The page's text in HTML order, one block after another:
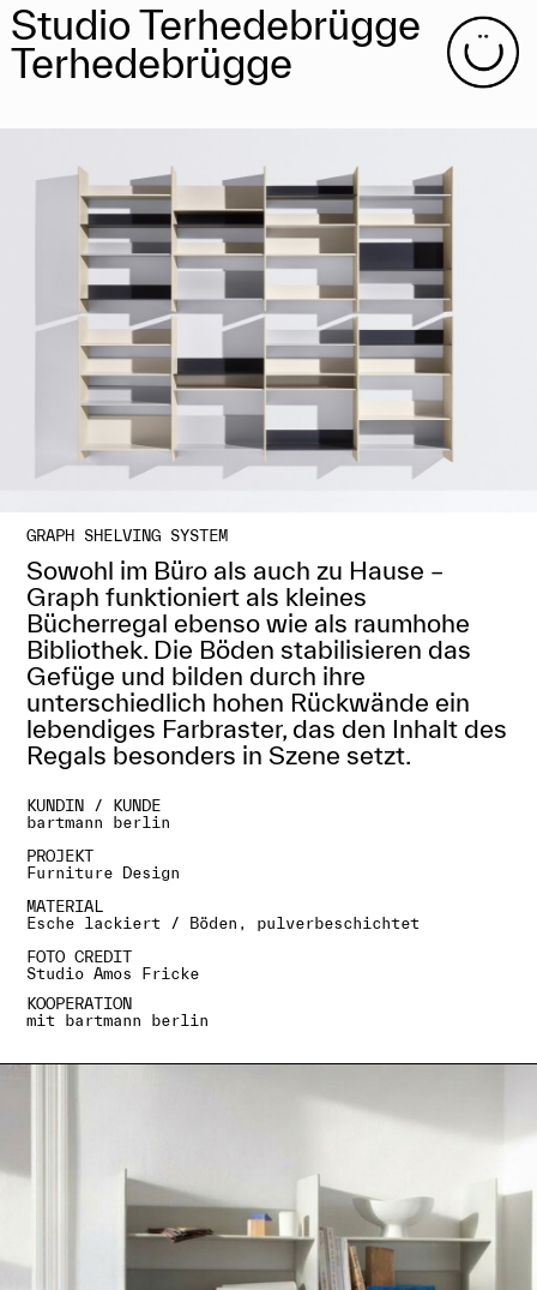
Studio Terhedebrügge
Terhedebrügge
GRAPH SHELVING SYSTEM
Sowohl im Büro als auch zu Hause –
Graph funktioniert als kleines
Bücherregal ebenso wie als raumhohe
Bibliothek. Die Böden stabilisieren das
Gefüge und bilden durch ihre
unterschiedlich hohen Rückwände ein
lebendiges Farbraster, das den Inhalt des
Regals besonders in Szene setzt.
KUNDIN / KUNDE
bartmann berlin
PROJEKT
Furniture Design
MATERIAL
Esche lackiert / Böden, pulverbeschichtet
FOTO CREDIT
Studio Amos Fricke
KOOPERATION
mit bartmann berlin